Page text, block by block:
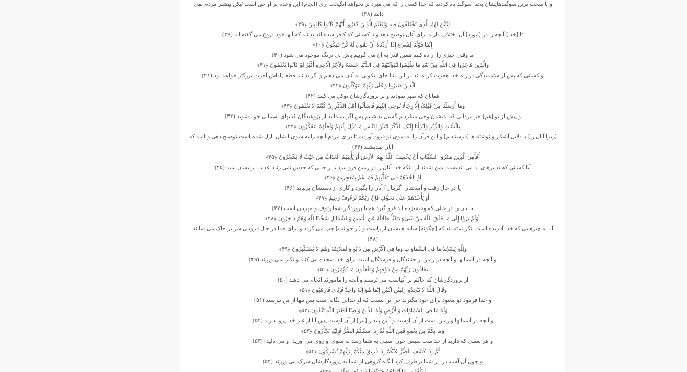
و با سخت‏ ترین سوگندهایشان بخدا سوگند یاد کردند که خدا کسى را که مى‏ میرد بر نخواهد انگیخت آرى [انجام] این وعده بر او حق است لیکن بیشتر مردم نمى‏
دانند (۳۸)
لِیُبَیِّنَ لَهُمُ الَّذِی یَخْتَلِفُونَ فِیهِ وَلِیَعْلَمَ الَّذِینَ کَفَرُوا أَنَّهُمْ کَانُوا کَاذِبِینَ ﴿۳۹﴾
تا [خدا] آنچه را در [مورد] آن اختلاف دارند براى آنان توضیح دهد و تا کسانى که کافر شده‏ اند بدانند که آنها خود دروغ مى گفته‏ اند (۳۹)
إِنَّمَا قَوْلُنَا لِشَیْءٍ إِذَا أَرَدْنَاهُ أَنْ نَقُولَ لَهُ کُنْ فَیَکُونُ ﴿۴۰﴾
ما وقتى چیزى را اراده کنیم همین قدر به آن مى‏ گوییم باش بى ‏درنگ موجود مى ‏شود (۴۰)
وَالَّذِینَ هَاجَرُوا فِی اللَّهِ مِنْ بَعْدِ مَا ظُلِمُوا لَنُبَوِّئَنَّهُمْ فِی الدُّنْیَا حَسَنَهً وَلَأَجْرُ الْآخِرَهِ أَکْبَرُ لَوْ کَانُوا یَعْلَمُونَ ﴿۴۱﴾
و کسانى که پس از ستمدیدگى در راه خدا هجرت کرده‏ اند در این دنیا جاى نیکویى به آنان مى‏ دهیم و اگر بدانند قطعا پاداش آخرت بزرگتر خواهد بود (۴۱)
الَّذِینَ صَبَرُوا وَعَلَى رَبِّهِمْ یَتَوَکَّلُونَ ﴿۴۲﴾
همانان که صبر نمودند و بر پروردگارشان توکل مى کنند (۴۲)
وَمَا أَرْسَلْنَا مِنْ قَبْلِکَ إِلَّا رِجَالًا نُوحِی إِلَیْهِمْ فَاسْأَلُوا أَهْلَ الذِّکْرِ إِنْ کُنْتُمْ لَا تَعْلَمُونَ ﴿۴۳﴾
و پیش از تو [هم] جز مردانى که بدیشان وحى میکردیم گسیل نداشتیم پس اگر نمیدانید از پژوهندگان کتابهاى آسمانى جویا شوید (۴۳)
بِالْبَیِّنَاتِ وَالزُّبُرِ وَأَنْزَلْنَا إِلَیْکَ الذِّکْرَ لِتُبَیِّنَ لِلنَّاسِ مَا نُزِّلَ إِلَیْهِمْ وَلَعَلَّهُمْ یَتَفَکَّرُونَ ﴿۴۴﴾
[زیرا آنان را] با دلایل آشکار و نوشته ‏ها [فرستادیم] و این قرآن را به سوى تو فرود آوردیم تا براى مردم آنچه را به سوى ایشان نازل شده است توضیح دهى و امید که
آنان بیندیشند (۴۴)
أَفَأَمِنَ الَّذِینَ مَکَرُوا السَّیِّئَاتِ أَنْ یَخْسِفَ اللَّهُ بِهِمُ الْأَرْضَ أَوْ یَأْتِیَهُمُ الْعَذَابُ مِنْ حَیْثُ لَا یَشْعُرُونَ ﴿۴۵﴾
آیا کسانى که تدبیرهاى بد مى‏ اندیشند ایمن شدند از اینکه خدا آنان را در زمین فرو ببرد یا از جایى که حدس نمى‏ زنند عذاب برایشان بیاید (۴۵)
أَوْ یَأْخُذَهُمْ فِی تَقَلُّبِهِمْ فَمَا هُمْ بِمُعْجِزِینَ ﴿۴۶﴾
یا در حال رفت و آمدشان [گریبان] آنان را بگیرد و کارى از دستشان برنیاید (۴۶)
أَوْ یَأْخُذَهُمْ عَلَى تَخَوُّفٍ فَإِنَّ رَبَّکُمْ لَرَءُوفٌ رَحِیمٌ ﴿۴۷﴾
یا آنان را در حالى که وحشت‏زده‏ اند فرو گیرد همانا پروردگار شما رئوف و مهربان است (۴۷)
أَوَلَمْ یَرَوْا إِلَى مَا خَلَقَ اللَّهُ مِنْ شَیْءٍ یَتَفَیَّأُ ظِلَالُهُ عَنِ الْیَمِینِ وَالشَّمَائِلِ سُجَّدًا لِلَّهِ وَهُمْ دَاخِرُونَ ﴿۴۸﴾
آیا به چیزهایى که خدا آفریده است ننگریسته‏ اند که [چگونه] سایه ‏هایشان از راست و [از جوانب] چپ مى‏ گردد و براى خدا در حال فروتنى سر بر خاک مى‏ سایند
(۴۸)
وَلِلَّهِ یَسْجُدُ مَا فِی السَّمَاوَاتِ وَمَا فِی الْأَرْضِ مِنْ دَابَّهٍ وَالْمَلَائِکَهُ وَهُمْ لَا یَسْتَکْبِرُونَ ﴿۴۹﴾
و آنچه در آسمانها و آنچه در زمین از جنبندگان و فرشتگان است براى خدا سجده مى کنند و تکبر نمى ‏ورزند (۴۹)
یَخَافُونَ رَبَّهُمْ مِنْ فَوْقِهِمْ وَیَفْعَلُونَ مَا یُؤْمَرُونَ ﴿۵۰﴾
از پروردگارشان که حاکم بر آنهاست مى‏ ترسند و آنچه را مامورند انجام مى‏ دهند (۵۰)
وَقَالَ اللَّهُ لَا تَتَّخِذُوا إِلَهَیْنِ اثْنَیْنِ إِنَّمَا هُوَ إِلَهٌ وَاحِدٌ فَإِیَّایَ فَارْهَبُونِ ﴿۵۱﴾
و خدا فرمود دو معبود براى خود مگیرید جز این نیست که او خدایى یگانه است پس تنها از من بترسید (۵۱)
وَلَهُ مَا فِی السَّمَاوَاتِ وَالْأَرْضِ وَلَهُ الدِّینُ وَاصِبًا أَفَغَیْرَ اللَّهِ تَتَّقُونَ ﴿۵۲﴾
و آنچه در آسمانها و زمین است از آن اوست و آیین پایدار [نیز] از آن اوست پس آیا از غیر خدا پروا دارید (۵۲)
وَمَا بِکُمْ مِنْ نِعْمَهٍ فَمِنَ اللَّهِ ثُمَّ إِذَا مَسَّکُمُ الضُّرُّ فَإِلَیْهِ تَجْأَرُونَ ﴿۵۳﴾
و هر نعمتى که دارید از خداست‏ سپس چون آسیبى به شما رسد به سوى او روى مى آورید [و مى ‏نالید] (۵۳)
ثُمَّ إِذَا کَشَفَ الضُّرَّ عَنْکُمْ إِذَا فَرِیقٌ مِنْکُمْ بِرَبِّهِمْ یُشْرِکُونَ ﴿۵۴﴾
و چون آن آسیب را از شما برطرف کرد آنگاه گروهى از شما به پروردگارشان شرک مى ‏ورزند (۵۴)